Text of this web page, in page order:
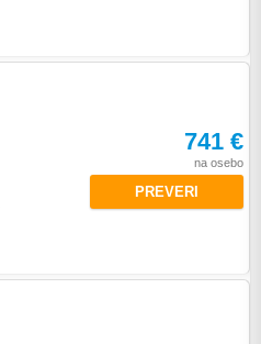
741 €
na osebo
PREVERI